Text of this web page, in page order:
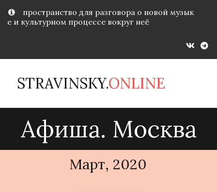
пространство для разговора о новой музык
е и культурном процессе вокруг неё
STRAVINSKY.ONLINE
Афиша. Москва
Март, 2020